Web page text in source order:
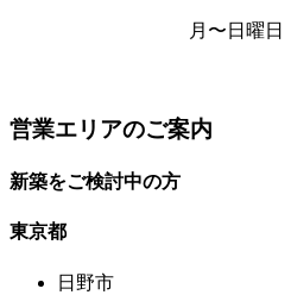
月〜日曜日
営業エリアのご案内
新築をご検討中の方
東京都
日野市